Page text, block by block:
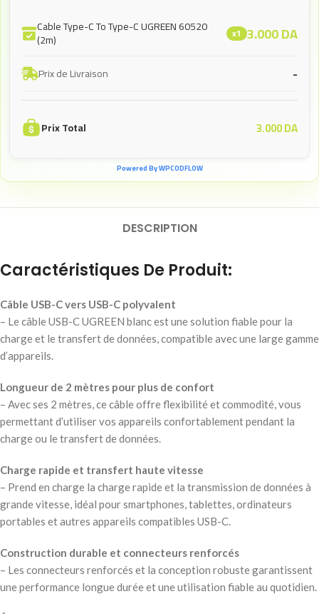
Cable Type-C To Type-C UGREEN 60520
(2m) x1 3.000DA
Prix de Livraison -
Prix Total 3.000DA
Powered By WPCODFLOW
DESCRIPTION
Caractéristiques De Produit:
Câble USB-C vers USB-C polyvalent
– Le câble USB-C UGREEN blanc est une solution fiable pour la
charge et le transfert de données, compatible avec une large gamme
d’appareils.
Longueur de 2 mètres pour plus de confort
– Avec ses 2 mètres, ce câble offre flexibilité et commodité, vous
permettant d’utiliser vos appareils confortablement pendant la
charge ou le transfert de données.
Charge rapide et transfert haute vitesse
– Prend en charge la charge rapide et la transmission de données à
grande vitesse, idéal pour smartphones, tablettes, ordinateurs
portables et autres appareils compatibles USB-C.
Construction durable et connecteurs renforcés
– Les connecteurs renforcés et la conception robuste garantissent
une performance longue durée et une utilisation fiable au quotidien.